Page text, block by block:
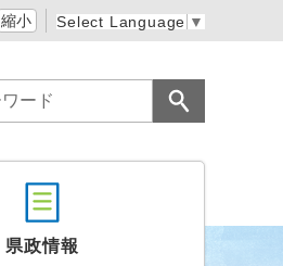
縮小 Select Language ▼
県政情報